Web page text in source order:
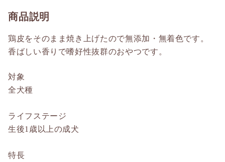
商品説明
鶏皮をそのまま焼き上げたので無添加・無着色です。
香ばしい香りで嗜好性抜群のおやつです。
対象
全犬種
ライフステージ
生後1歳以上の成犬
特長